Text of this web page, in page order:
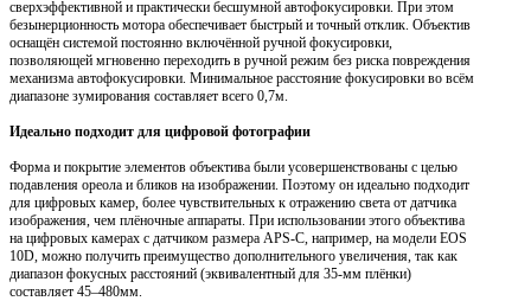
сверхэффективной и практически бесшумной автофокусировки. При этом
безынерционность мотора обеспечивает быстрый и точный отклик. Объектив
оснащён системой постоянно включённой ручной фокусировки,
позволяющей мгновенно переходить в ручной режим без риска повреждения
механизма автофокусировки. Минимальное расстояние фокусировки во всём
диапазоне зумирования составляет всего 0,7м.
Идеально подходит для цифровой фотографии
Форма и покрытие элементов объектива были усовершенствованы с целью
подавления ореола и бликов на изображении. Поэтому он идеально подходит
для цифровых камер, более чувствительных к отражению света от датчика
изображения, чем плёночные аппараты. При использовании этого объектива
на цифровых камерах с датчиком размера APS-C, например, на модели EOS
10D, можно получить преимущество дополнительного увеличения, так как
диапазон фокусных расстояний (эквивалентный для 35-мм плёнки)
составляет 45–480мм.